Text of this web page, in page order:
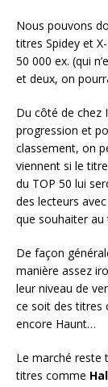
Nous pouvons
titres Spidey et
50 000 ex. (qui
et deux, on
Du côté de chez
progression et
classement, on
viennent si le
du TOP 50 lui
des lecteurs
que souhaiter
De façon
manière assez
leur niveau de
ce soit des titres
encore Haunt…
Le marché reste
titres comme